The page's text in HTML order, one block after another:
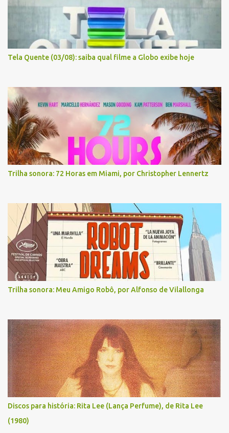
Tela Quente (03/08): saiba qual filme a Globo exibe hoje
Trilha sonora: 72 Horas em Miami, por Christopher Lennertz
Trilha sonora: Meu Amigo Robô, por Alfonso de Vilallonga
Discos para história: Rita Lee (Lança Perfume), de Rita Lee
(1980)